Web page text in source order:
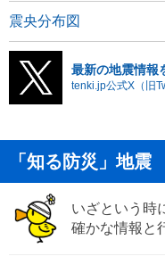
震央分布図
最新の地震情報
tenki.jp公式X（旧
「知る防災」地震
いざという時
確かな情報と